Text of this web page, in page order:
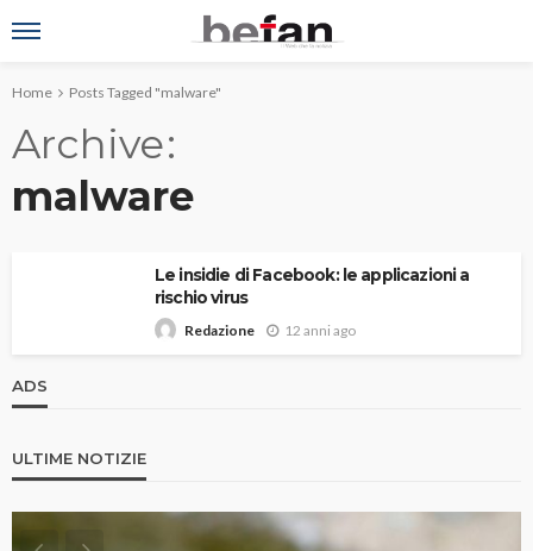
Home Posts Tagged "malware"
Archive
malware
Le insidie di Facebook: le applicazioni a
rischio virus
Redazione 12 anni ago
ADS
ULTIME NOTIZIE